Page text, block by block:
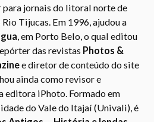
jornais do litoral norte de
Tijucas. Em 1996, ajudou a
, em Porto Belo, o qual editou
das revistas Photos &
e diretor de conteúdo do site
ainda como revisor e
editora iPhoto. Formado em
do Vale do Itajaí (Univali), é